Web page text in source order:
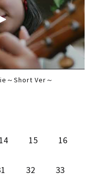
～Short Ver～
14 15 16
32 33